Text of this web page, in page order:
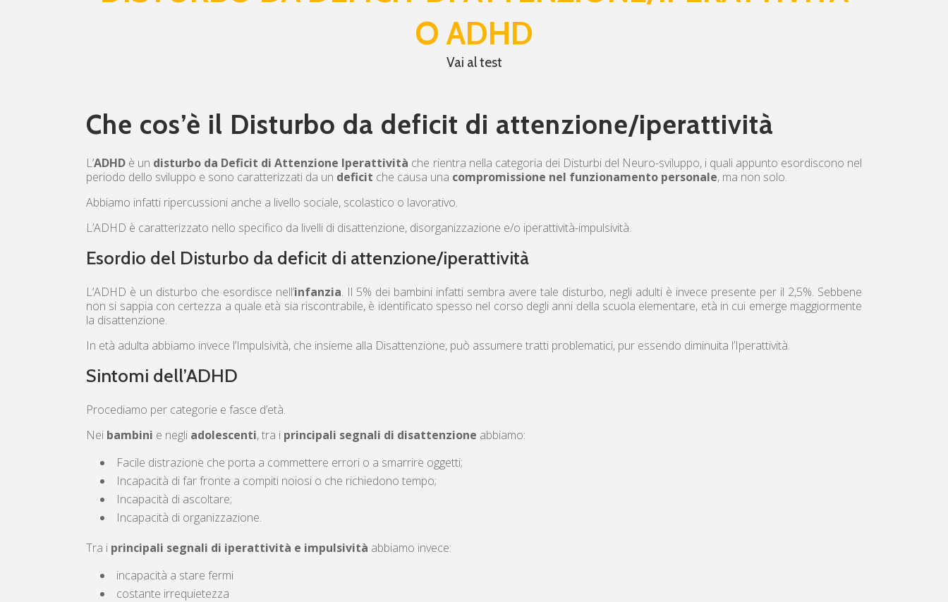
O ADHD
Vai al test
Che cos’è il Disturbo da deficit di attenzione/iperattività
L’ADHD è un disturbo da Deficit di Attenzione Iperattività che rientra nella categoria dei Disturbi del Neuro-sviluppo, i quali appunto esordiscono nel
periodo dello sviluppo e sono caratterizzati da un deficit che causa una compromissione nel funzionamento personale, ma non solo.
Abbiamo infatti ripercussioni anche a livello sociale, scolastico o lavorativo.
L’ADHD è caratterizzato nello specifico da livelli di disattenzione, disorganizzazione e/o iperattività-impulsività.
Esordio del Disturbo da deficit di attenzione/iperattività
L’ADHD è un disturbo che esordisce nell’infanzia. Il 5% dei bambini infatti sembra avere tale disturbo, negli adulti è invece presente per il 2,5%. Sebbene
non si sappia con certezza a quale età sia riscontrabile, è identificato spesso nel corso degli anni della scuola elementare, età in cui emerge maggiormente
la disattenzione.
In età adulta abbiamo invece l’Impulsività, che insieme alla Disattenzione, può assumere tratti problematici, pur essendo diminuita l’Iperattività.
Sintomi dell’ADHD
Procediamo per categorie e fasce d’età.
Nei bambini e negli adolescenti, tra i principali segnali di disattenzione abbiamo:
Facile distrazione che porta a commettere errori o a smarrire oggetti;
Incapacità di far fronte a compiti noiosi o che richiedono tempo;
Incapacità di ascoltare;
Incapacità di organizzazione.
Tra i principali segnali di iperattività e impulsività abbiamo invece:
incapacità a stare fermi
costante irrequietezza